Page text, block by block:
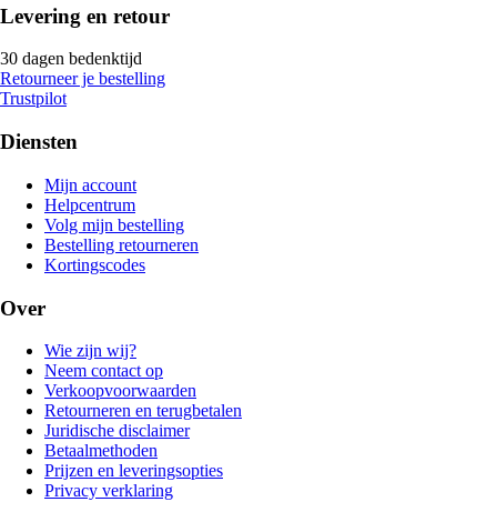
Levering en retour
30 dagen bedenktijd
Retourneer je bestelling
Trustpilot
Diensten
Mijn account
Helpcentrum
Volg mijn bestelling
Bestelling retourneren
Kortingscodes
Over
Wie zijn wij?
Neem contact op
Verkoopvoorwaarden
Retourneren en terugbetalen
Juridische disclaimer
Betaalmethoden
Prijzen en leveringsopties
Privacy verklaring